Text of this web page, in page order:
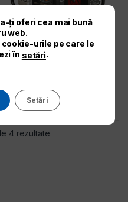
2.316,00lei
Solicita oferta
4 rezultateSortat după preț: de
ți oferi cea mai bună
web.
urile pe care le
în setări.
Setări